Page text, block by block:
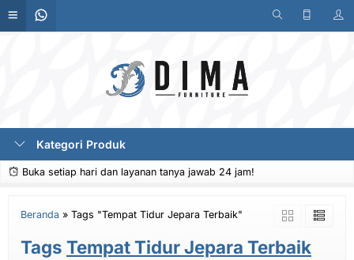
Kategori Produk
Buka setiap hari dan layanan tanya jawab 24 jam!
Beranda » Tags "Tempat Tidur Jepara Terbaik"
Tags Tempat Tidur Jepara Terbaik